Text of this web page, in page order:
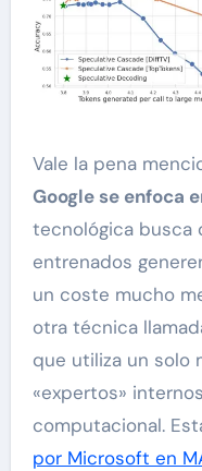
Vale la pena
Google se enfoca
tecnológica busca
entrenados
un coste mucho
otra técnica
que utiliza un solo
«expertos»
computacional.
por Microsoft en